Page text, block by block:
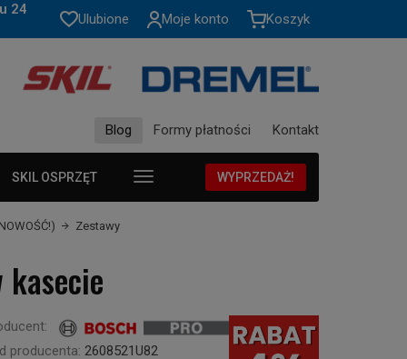
24
Ulubione Moje konto Koszyk
Blog Formy płatności Kontakt
SKIL OSPRZĘT WYPRZEDAŻ!
Zestawy
kasecie
producenta: 2608521U82